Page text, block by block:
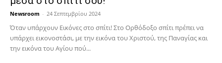
Newsroom - 24 Σεπτεμβρίου 2024
Όταν υπάρχουν Εικόνες στο σπίτι! Στο Ορθόδοξο σπίτι πρέπει να
υπάρχει εικονοστάσι, με την εικόνα του Χριστού, της Παν­αγίας και
την εικόνα του Αγίου πού...